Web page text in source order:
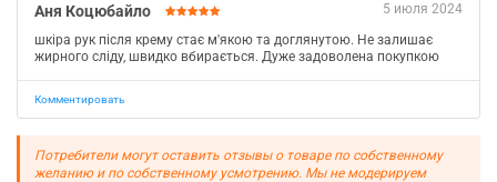
5 июля 2024
Аня Коцюбайло
шкіра рук після крему стає м'якою та доглянутою. Не залишає
жирного сліду, швидко вбирається. Дуже задоволена покупкою
Комментировать
Потребители могут оставить отзывы о товаре по собственному
желанию и по собственному усмотрению. Мы не модерируем